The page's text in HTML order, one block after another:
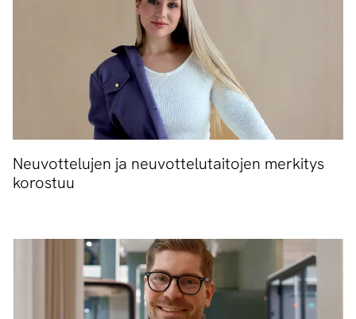
Neuvottelujen ja neuvottelutaitojen merkitys
korostuu